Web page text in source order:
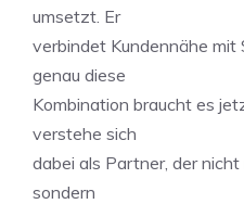
umsetzt. Er
verbindet Kundennähe
genau diese
Kombination braucht es
verstehe sich
dabei als Partner, der
sondern